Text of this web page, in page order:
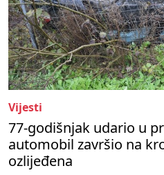
Vijesti
77-godišnjak udario u
automobil završio na
ozlijeđena